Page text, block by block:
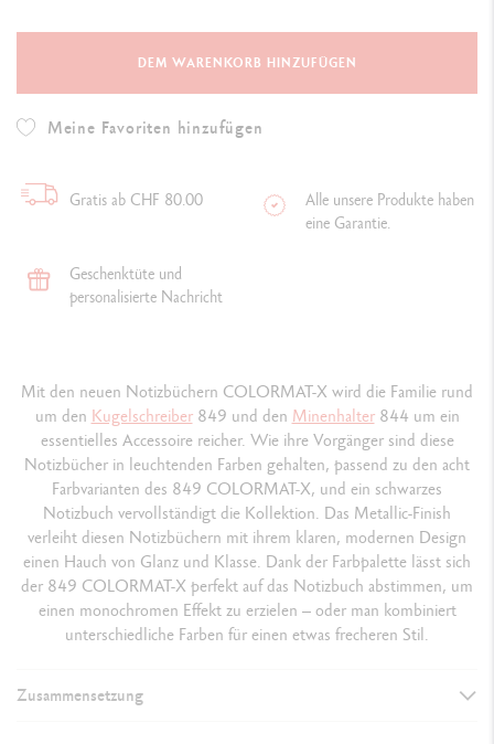
DEM WARENKORB HINZUFÜGEN
Meine Favoriten hinzufügen
Gratis ab CHF 80.00
Alle unsere Produkte haben
eine Garantie.
Geschenktüte und
personalisierte Nachricht
Mit den neuen Notizbüchern COLORMAT-X wird die Familie rund
um den Kugelschreiber849 und den Minenhalter844 um ein
essentielles Accessoire reicher. Wie ihre Vorgänger sind diese
Notizbücher in leuchtenden Farben gehalten, passend zu den acht
Farbvarianten des 849 COLORMAT-X, und ein schwarzes
Notizbuch vervollständigt die Kollektion. Das Metallic-Finish
verleiht diesen Notizbüchern mit ihrem klaren, modernen Design
einen Hauch von Glanz und Klasse. Dank der Farbpalette lässt sich
der 849 COLORMAT-X perfekt auf das Notizbuch abstimmen, um
einen monochromen Effekt zu erzielen – oder man kombiniert
unterschiedliche Farben für einen etwas frecheren Stil.
Zusammensetzung